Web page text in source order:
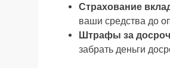
Страхование
ваши средства до
Штрафы за
забрать деньги